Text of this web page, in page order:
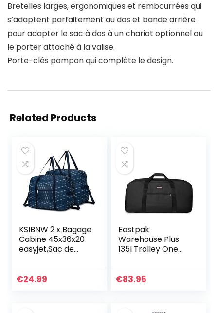
Bretelles larges, ergonomiques et rembourrées qui
s’adaptent parfaitement au dos et bande arrière
pour adapter le sac à dos à un chariot optionnel ou
le porter attaché à la valise.
Porte-clés pompon qui complète le design.
Related Products
KSIBNW 2 x Bagage
Cabine 45x36x20
easyjet,Sac de
Fixation sur l’étui
€24.99
Eastpak
Warehouse Plus
135l Trolley One
€83.95